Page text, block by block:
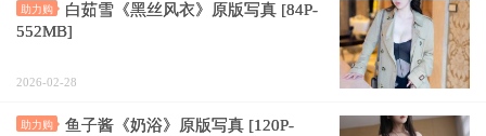
助力购
白茹雪《黑丝风衣》原版写真 [84P-
552MB]
2026-02-28
助力购
鱼子酱《奶浴》原版写真 [120P-